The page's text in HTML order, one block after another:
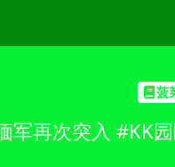
菠
军再次突入 #KK